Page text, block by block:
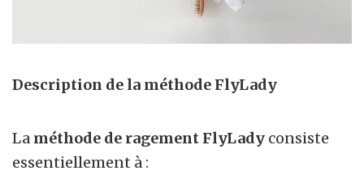
Description de la méthode FlyLady
La méthode de ragement FlyLady consiste
essentiellement à :